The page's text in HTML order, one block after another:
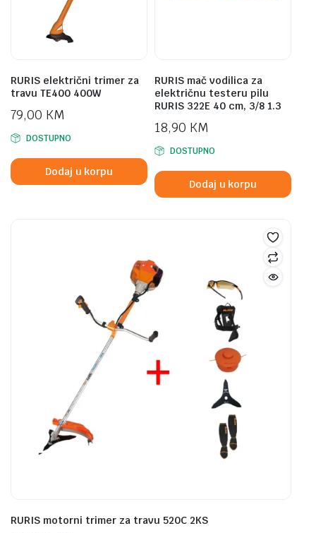
RURIS električni trimer za
travu TE400 400W
79,00 KM
DOSTUPNO
Dodaj u korpu
RURIS mač vodilica za
električnu testeru pilu
RURIS 322E 40 cm, 3/8 1.3
18,90 KM
DOSTUPNO
Dodaj u korpu
RURIS motorni trimer za travu 520C 2KS